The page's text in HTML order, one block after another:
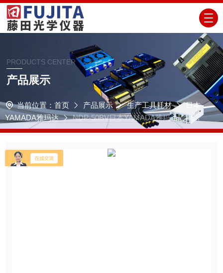
PRODUCTS CENTER
产品展示
当前位置： 首页 产品展示 生产工具耗材
日本
YAMADA雅玛达
NDP-50BV日本YAMADA雅玛达隔膜泵
NDP-50系列